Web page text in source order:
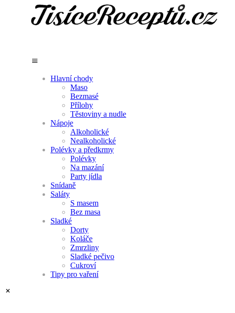
Hlavní chody
Maso
Bezmasé
Přílohy
Těstoviny a nudle
Nápoje
Alkoholické
Nealkoholické
Polévky a předkrmy
Polévky
Na mazání
Party jídla
Snídaně
Saláty
S masem
Bez masa
Sladké
Dorty
Koláče
Zmrzliny
Sladké pečivo
Cukroví
Tipy pro vaření